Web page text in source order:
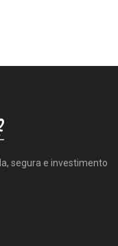
segura e investimento